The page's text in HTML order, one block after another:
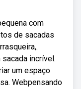
com
de sacadas
incrível.
um espaço
Webpensando